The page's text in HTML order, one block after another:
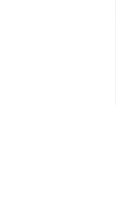
إيج ليفت 30 مل